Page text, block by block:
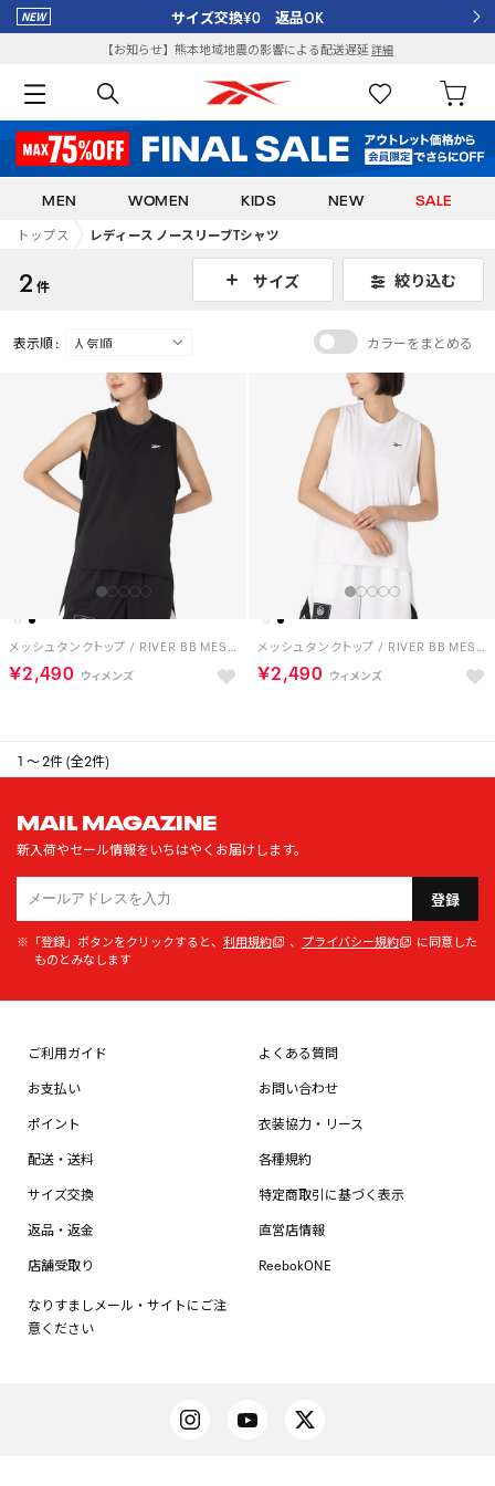
サイズ交換¥0 返品OK
【お知らせ】熊本地域地震の影響による配送遅延詳細
MEN WOMEN KIDS NEW SALE
トップス レディース ノースリーブTシャツ
2 件 サイズ 絞り込む
表示順 : カラーをまとめる
メッシュ タンクトップ / RIVER BB MESH TANK （ブラック）
￥2,490
メッシュ タンクトップ / RIVER BB MESH TANK （ホワイト）
￥2,490
1 ～ 2件 (全2件)
MAIL MAGAZINE
新入荷やセール情報をいちはやくお届けします。
登録
※「登録」ボタンをクリックすると、 利用規約 、 プライバシー規約
に同意した
ものとみなします
ご利用ガイド
お支払い
ポイント
配送・送料
サイズ交換
返品・返金
店舗受取り
なりすましメール・サイトにご注
意ください
よくある質問
お問い合わせ
衣装協力・リース
各種規約
特定商取引に基づく表示
直営店情報
ReebokONE